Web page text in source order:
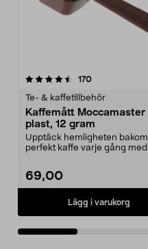
170recensioner
Te- & kaffetillbehör
Kaffemått Moccamaster
plast, 12 gram
Upptäck hemligheten bakom
perfekt kaffe varje gång med
69,00
Lägg i varukorg
4.5 av 5 stjärnor